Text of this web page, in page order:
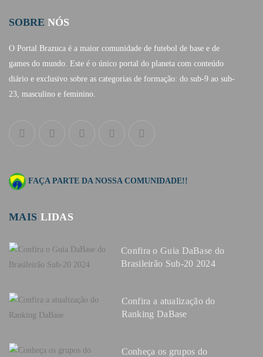
SOBRE NÓS
O Portal Brazuca é a maior comunidade de futebol de base e de
games do mundo. Este é o único portal do planeta com conteúdo
diário e exclusivo sobre as categorias de formação: do sub-9 ao sub-
23, masculino e feminino.
FAÇA PARTE DA NOSSA COMUNIDADE!!
MAIS LIDAS
Confira o Guia DaBase do
Brasileirão Sub-20 2024
Confira a atualização do
Ranking DaBase
Conheça os grupos do